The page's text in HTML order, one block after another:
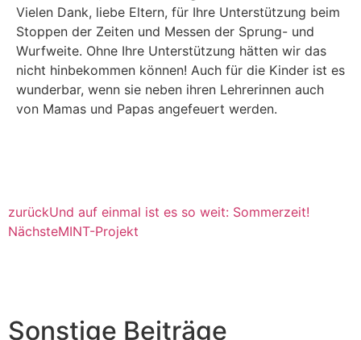
Vielen Dank, liebe Eltern, für Ihre Unterstützung beim
Stoppen der Zeiten und Messen der Sprung- und
Wurfweite. Ohne Ihre Unterstützung hätten wir das
nicht hinbekommen können! Auch für die Kinder ist es
wunderbar, wenn sie neben ihren Lehrerinnen auch
von Mamas und Papas angefeuert werden.
zurückUnd auf einmal ist es so weit: Sommerzeit!
NächsteMINT-Projekt
Sonstige Beiträge